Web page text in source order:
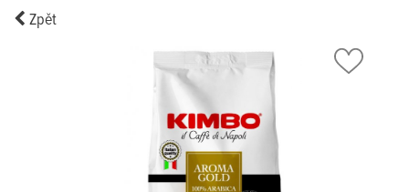
Zpět